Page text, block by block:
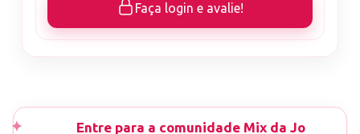
Faça login e avalie!